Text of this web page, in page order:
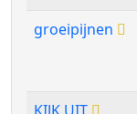
groeipijnen